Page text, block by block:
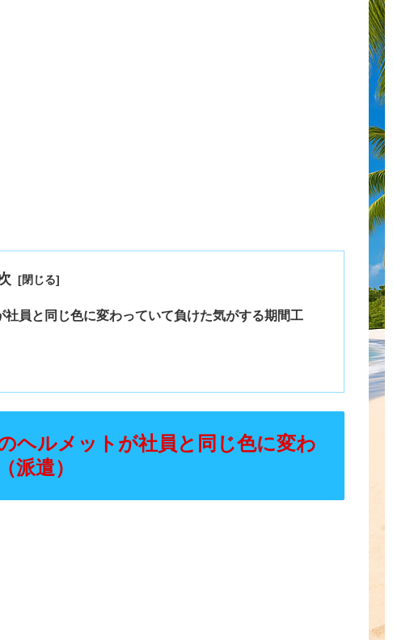
員と同じ色に変わっていて負けた気がする期間工
ヘルメットが社員と同じ色に変わ
派遣）